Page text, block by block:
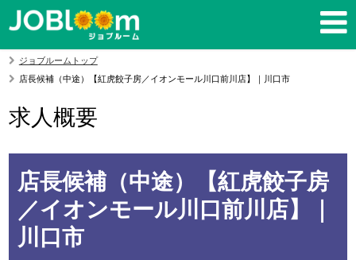
ジョブルームトップ
店長候補（中途）【紅虎餃子房／イオンモール川口前川店】｜川口市
求人概要
店長候補（中途）【紅虎餃子房
／イオンモール川口前川店】｜
川口市